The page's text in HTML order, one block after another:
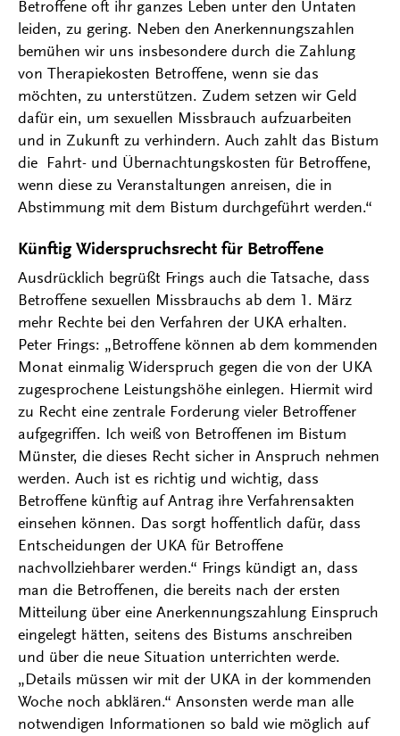
Betroffene oft ihr ganzes Leben unter den Untaten
leiden, zu gering. Neben den Anerkennungszahlen
bemühen wir uns insbesondere durch die Zahlung
von Therapiekosten Betroffene, wenn sie das
möchten, zu unterstützen. Zudem setzen wir Geld
dafür ein, um sexuellen Missbrauch aufzuarbeiten
und in Zukunft zu verhindern. Auch zahlt das Bistum
die Fahrt- und Übernachtungskosten für Betroffene,
wenn diese zu Veranstaltungen anreisen, die in
Abstimmung mit dem Bistum durchgeführt werden.“
Künftig Widerspruchsrecht für Betroffene
Ausdrücklich begrüßt Frings auch die Tatsache, dass
Betroffene sexuellen Missbrauchs ab dem 1. März
mehr Rechte bei den Verfahren der UKA erhalten.
Peter Frings: „Betroffene können ab dem kommenden
Monat einmalig Widerspruch gegen die von der UKA
zugesprochene Leistungshöhe einlegen. Hiermit wird
zu Recht eine zentrale Forderung vieler Betroffener
aufgegriffen. Ich weiß von Betroffenen im Bistum
Münster, die dieses Recht sicher in Anspruch nehmen
werden. Auch ist es richtig und wichtig, dass
Betroffene künftig auf Antrag ihre Verfahrensakten
einsehen können. Das sorgt hoffentlich dafür, dass
Entscheidungen der UKA für Betroffene
nachvollziehbarer werden.“ Frings kündigt an, dass
man die Betroffenen, die bereits nach der ersten
Mitteilung über eine Anerkennungszahlung Einspruch
eingelegt hätten, seitens des Bistums anschreiben
und über die neue Situation unterrichten werde.
„Details müssen wir mit der UKA in der kommenden
Woche noch abklären.“ Ansonsten werde man alle
notwendigen Informationen so bald wie möglich auf